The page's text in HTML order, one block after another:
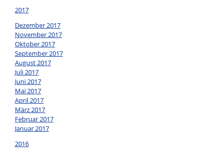
2017
Dezember 2017
November 2017
Oktober 2017
September 2017
August 2017
Juli 2017
Juni 2017
Mai 2017
April 2017
März 2017
Februar 2017
Januar 2017
2016